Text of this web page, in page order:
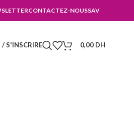
CONTACTEZ-NOUSSAV
/ S'INSCRIRE 0,00 DH